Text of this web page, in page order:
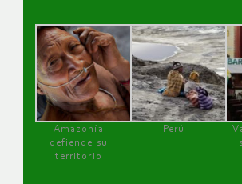
Amazonía
defiende su
territorio
Perú